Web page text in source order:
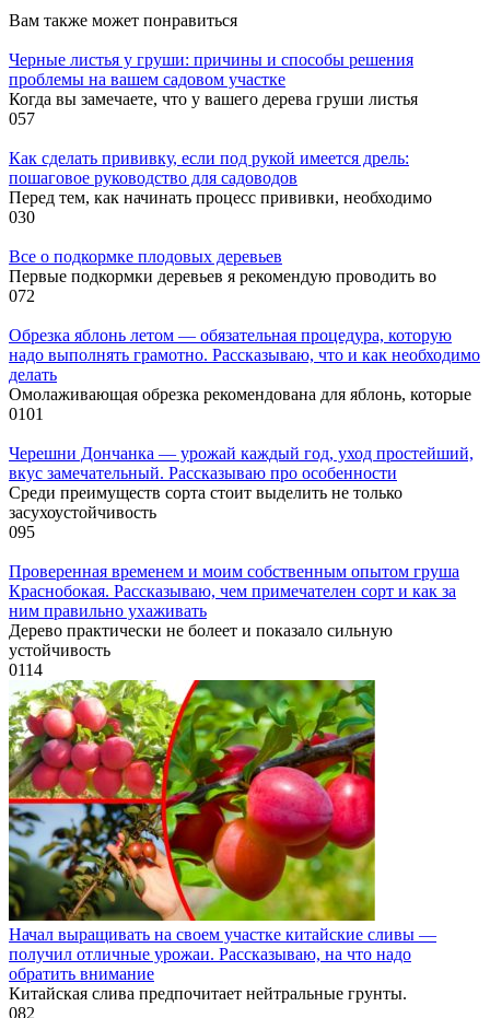
Вам также может понравиться
Черные листья у груши: причины и способы решения
проблемы на вашем садовом участке
Когда вы замечаете, что у вашего дерева груши листья
057
Как сделать прививку, если под рукой имеется дрель:
пошаговое руководство для садоводов
Перед тем, как начинать процесс прививки, необходимо
030
Все о подкормке плодовых деревьев
Первые подкормки деревьев я рекомендую проводить во
072
Обрезка яблонь летом — обязательная процедура, которую
надо выполнять грамотно. Рассказываю, что и как необходимо
делать
Омолаживающая обрезка рекомендована для яблонь, которые
0101
Черешни Дончанка — урожай каждый год, уход простейший,
вкус замечательный. Рассказываю про особенности
Среди преимуществ сорта стоит выделить не только
засухоустойчивость
095
Проверенная временем и моим собственным опытом груша
Краснобокая. Рассказываю, чем примечателен сорт и как за
ним правильно ухаживать
Дерево практически не болеет и показало сильную
устойчивость
0114
Начал выращивать на своем участке китайские сливы —
получил отличные урожаи. Рассказываю, на что надо
обратить внимание
Китайская слива предпочитает нейтральные грунты.
082